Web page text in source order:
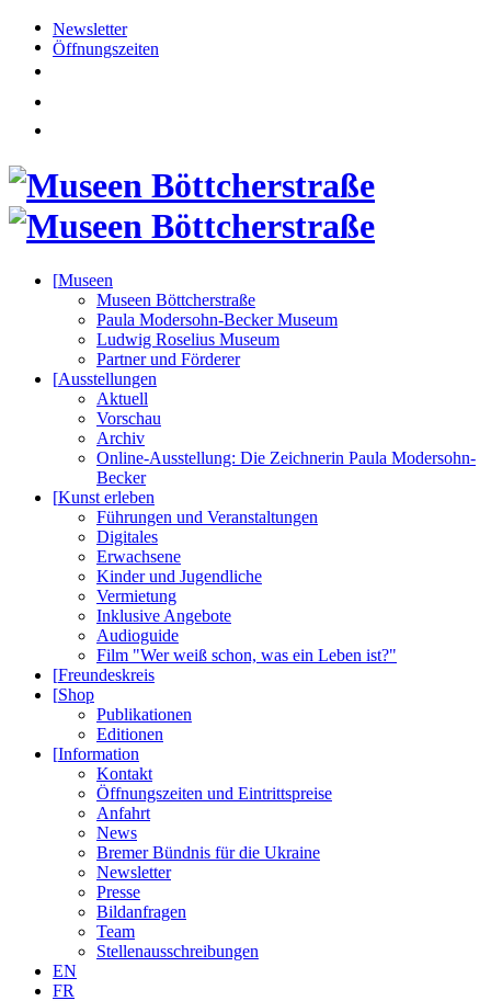
Newsletter
Öffnungszeiten
[Museen
Museen Böttcherstraße
Paula Modersohn-Becker Museum
Ludwig Roselius Museum
Partner und Förderer
[Ausstellungen
Aktuell
Vorschau
Archiv
Online-Ausstellung: Die Zeichnerin Paula Modersohn-
Becker
[Kunst erleben
Führungen und Veranstaltungen
Digitales
Erwachsene
Kinder und Jugendliche
Vermietung
Inklusive Angebote
Audioguide
Film "Wer weiß schon, was ein Leben ist?"
[Freundeskreis
[Shop
Publikationen
Editionen
[Information
Kontakt
Öffnungszeiten und Eintrittspreise
Anfahrt
News
Bremer Bündnis für die Ukraine
Newsletter
Presse
Bildanfragen
Team
Stellenausschreibungen
EN
FR